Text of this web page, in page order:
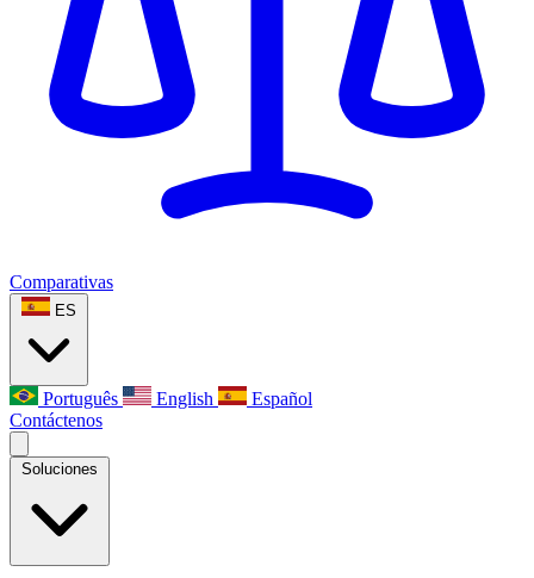
Comparativas
ES
Português English
Español
Contáctenos
Soluciones